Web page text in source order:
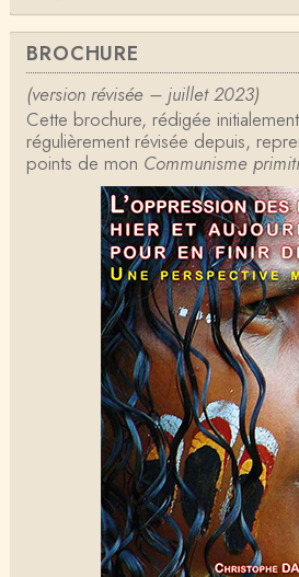
Anonymous
Formidable et complexe
d'histoire que je suis,
Tangui Przybylowski
Concernant Fustel de
d'avoir lu, il y a près de 10
Jean-Paul Demoule
L'Etat ayant donc le
me, comment interpréter la
Christophe Darmangeat
Je ne sais pas quelle est la
e, mais je suis bien
Christophe Darmangeat
C'est en effet un bon livre,
le.
ChristianP
J'ai vu aujourd'hui que
ni-Fournel a elle aussi écrit
Nadine
BROCHURE
(version révisée – juillet 2023)
Cette brochure, rédigée
régulièrement révisée depuis,
points de mon Communisme